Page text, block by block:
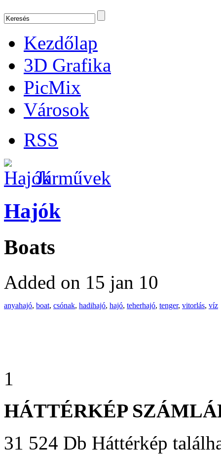
Kezdőlap
3D Grafika
PicMix
Városok
RSS
Járművek
Hajók
Boats
Added on 15 jan 10
anyahajó, boat, csónak, hadihajó, hajó, teherhajó, tenger, vitorlás, víz
1
HÁTTÉRKÉP
31 524 Db Háttérkép